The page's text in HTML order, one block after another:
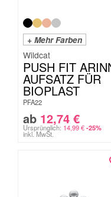
+ Mehr Farben
Wildcat
PUSH FIT
AUFSATZ FÜR
BIOPLAST
PFA22
ab 12,74 €
Ursprünglich: 14,99€ -25%
inkl. MwSt.